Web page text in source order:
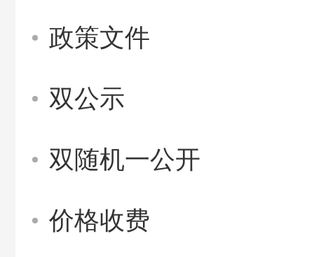
政策文件
双公示
双随机一公开
价格收费